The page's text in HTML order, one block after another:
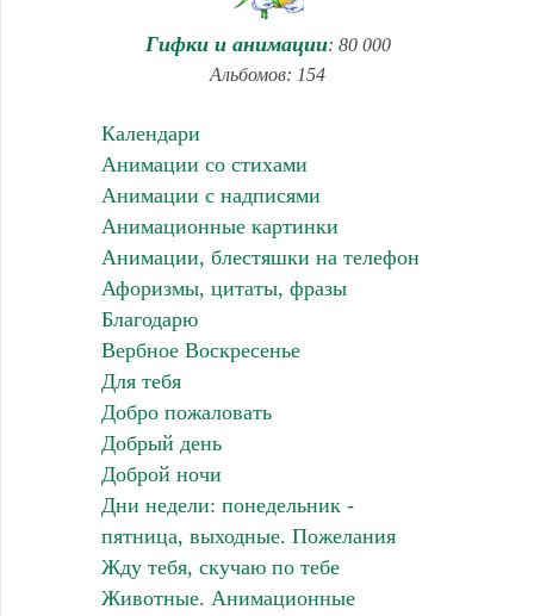
Гифки и анимации: 80 000
Альбомов: 154
Календари
Анимации со стихами
Анимации с надписями
Анимационные картинки
Анимации, блестяшки на телефон
Афоризмы, цитаты, фразы
Благодарю
Вербное Воскресенье
Для тебя
Добро пожаловать
Добрый день
Доброй ночи
Дни недели: понедельник -
пятница, выходные. Пожелания
Жду тебя, скучаю по тебе
Животные. Анимационные